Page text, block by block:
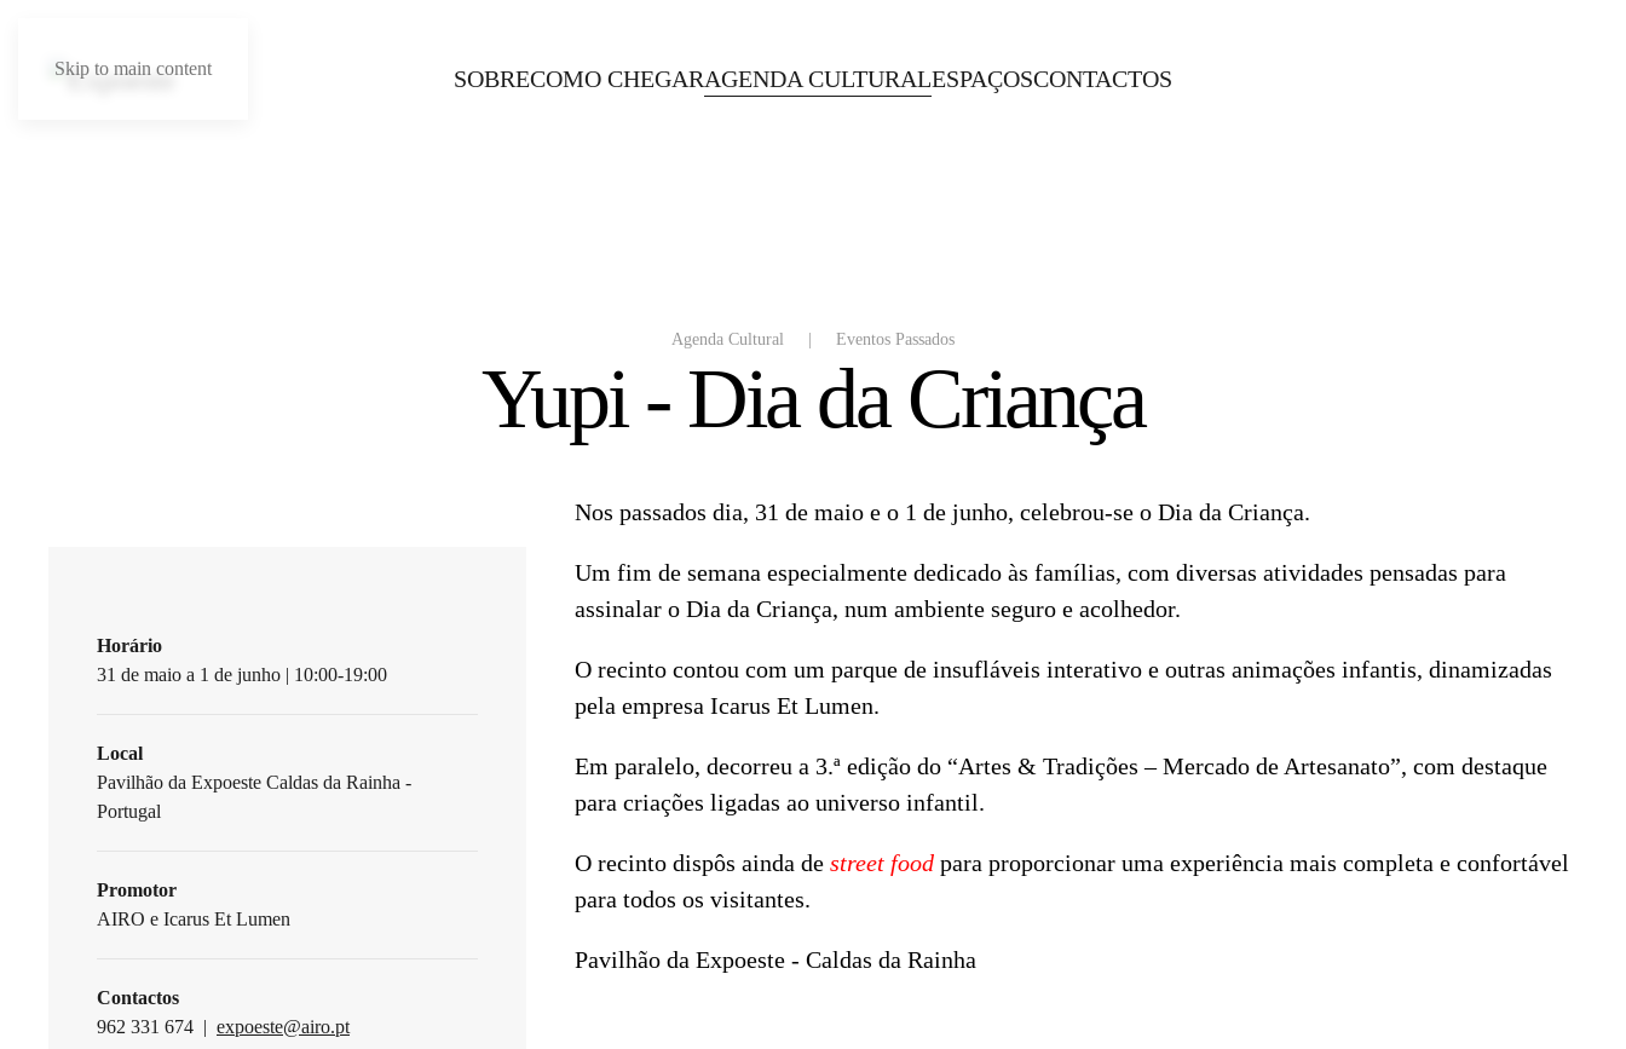
Skip to main content SOBRECOMO CHEGARAGENDA CULTURALESPAÇOSCONTACTOS
Agenda Cultural Eventos Passados
Yupi - Dia da Criança
Nos passados dia, 31 de maio e o 1 de junho, celebrou-se o Dia da Criança.
Um fim de semana especialmente dedicado às famílias, com diversas atividades pensadas para
assinalar o Dia da Criança, num ambiente seguro e acolhedor.
O recinto contou com um parque de insufláveis interativo e outras animações infantis, dinamizadas
pela empresa Icarus Et Lumen.
Em paralelo, decorreu a 3.ª edição do “Artes & Tradições – Mercado de Artesanato”, com destaque
para criações ligadas ao universo infantil.
O recinto dispôs ainda de street foodpara proporcionar uma experiência mais completa e confortável
para todos os visitantes.
Pavilhão da Expoeste - Caldas da Rainha
Horário
31 de maio a 1 de junho | 10:00-19:00
Local
Pavilhão da Expoeste Caldas da Rainha -
Portugal
Promotor
AIRO e Icarus Et Lumen
Contactos
962 331 674 | expoeste@airo.pt